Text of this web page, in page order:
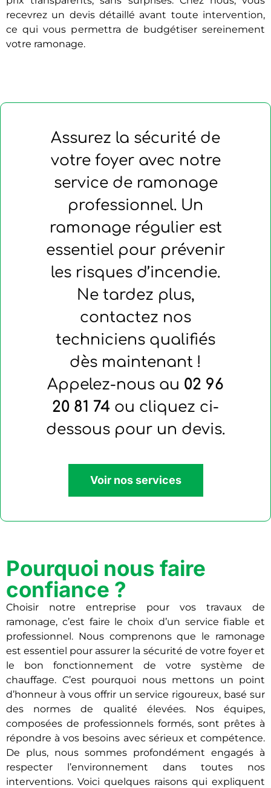
recevrez un devis détaillé avant toute intervention,
ce qui vous permettra de budgétiser sereinement
votre ramonage.
Assurez la sécurité de
votre foyer avec notre
service de ramonage
professionnel. Un
ramonage régulier est
essentiel pour prévenir
les risques d’incendie.
Ne tardez plus,
contactez nos
techniciens qualifiés
dès maintenant !
Appelez-nous au 02 96
20 81 74 ou cliquez ci-
dessous pour un devis.
Voir nos services
Pourquoi nous faire
confiance ?
Choisir notre entreprise pour vos travaux de
ramonage, c’est faire le choix d’un service fiable et
professionnel. Nous comprenons que le ramonage
est essentiel pour assurer la sécurité de votre foyer et
le bon fonctionnement de votre système de
chauffage. C’est pourquoi nous mettons un point
d’honneur à vous offrir un service rigoureux, basé sur
des normes de qualité élevées. Nos équipes,
composées de professionnels formés, sont prêtes à
répondre à vos besoins avec sérieux et compétence.
De plus, nous sommes profondément engagés à
respecter l’environnement dans toutes nos
interventions. Voici quelques raisons qui expliquent